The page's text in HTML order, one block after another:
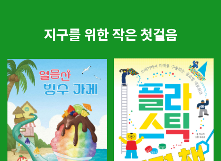
지구를 위한 작은 첫걸음